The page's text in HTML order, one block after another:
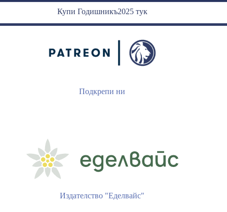
Купи Годишникъ2025 тук
Подкрепи ни
Издателство "Еделвайс"